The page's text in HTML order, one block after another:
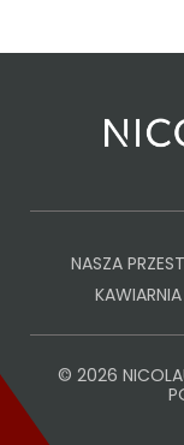
NASZA
KAWIARNIA
© 2026